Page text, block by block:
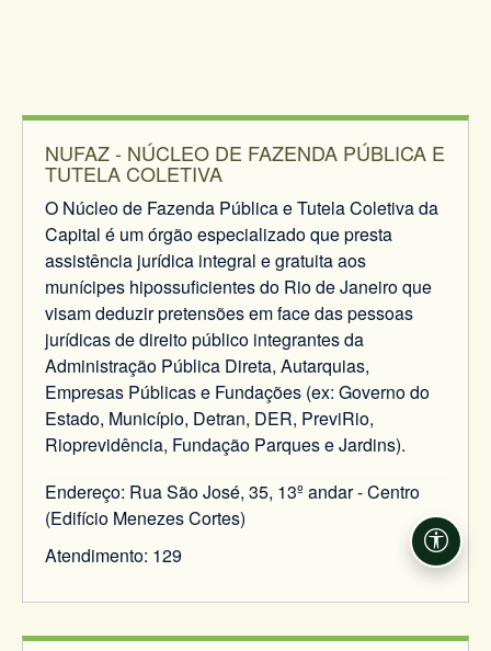
NUFAZ - NÚCLEO DE FAZENDA PÚBLICA E
TUTELA COLETIVA
O Núcleo de Fazenda Pública e Tutela Coletiva da
Capital é um órgão especializado que presta
assistência jurídica integral e gratuita aos
munícipes hipossuficientes do Rio de Janeiro que
visam deduzir pretensões em face das pessoas
jurídicas de direito público integrantes da
Administração Pública Direta, Autarquias,
Empresas Públicas e Fundações (ex: Governo do
Estado, Município, Detran, DER, PreviRio,
Rioprevidência, Fundação Parques e Jardins).
Endereço: Rua São José, 35, 13º andar - Centro
(Edifício Menezes Cortes)
Atendimento: 129